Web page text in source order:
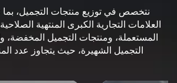
نتخصص في توزيع منتجات التجميل،
العلامات التجارية الكبرى المنتهية
المستعملة، ومنتجات التجميل المخفضة،
التجميل الشهيرة، حيث يتجاوز عدد